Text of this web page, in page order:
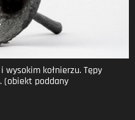
kołnierzu. Tępy
(obiekt poddany